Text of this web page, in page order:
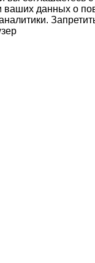
ваших данных о